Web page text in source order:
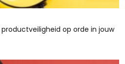
productveiligheid op orde in jouw